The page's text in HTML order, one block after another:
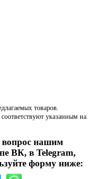
товаров.
указанным на
вопрос нашим
ВК, в Telegram,
форму ниже: